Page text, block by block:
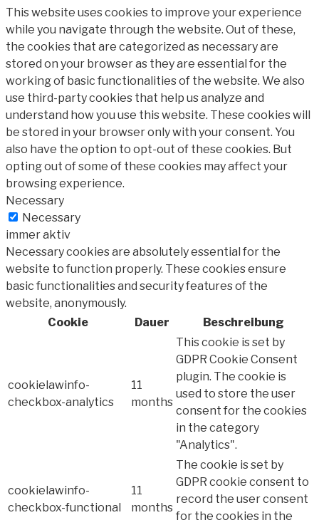
This website uses cookies to improve your experience
while you navigate through the website. Out of these,
the cookies that are categorized as necessary are
stored on your browser as they are essential for the
working of basic functionalities of the website. We also
use third-party cookies that help us analyze and
understand how you use this website. These cookies will
be stored in your browser only with your consent. You
also have the option to opt-out of these cookies. But
opting out of some of these cookies may affect your
browsing experience.
Necessary
Necessary
immer aktiv
Necessary cookies are absolutely essential for the
website to function properly. These cookies ensure
basic functionalities and security features of the
website, anonymously.
Cookie
Dauer Beschreibung
cookielawinfo-
checkbox-analytics
11
months
This cookie is set by
GDPR Cookie Consent
plugin. The cookie is
used to store the user
consent for the cookies
in the category
"Analytics".
cookielawinfo-
checkbox-functional
11
months
The cookie is set by
GDPR cookie consent to
record the user consent
for the cookies in the